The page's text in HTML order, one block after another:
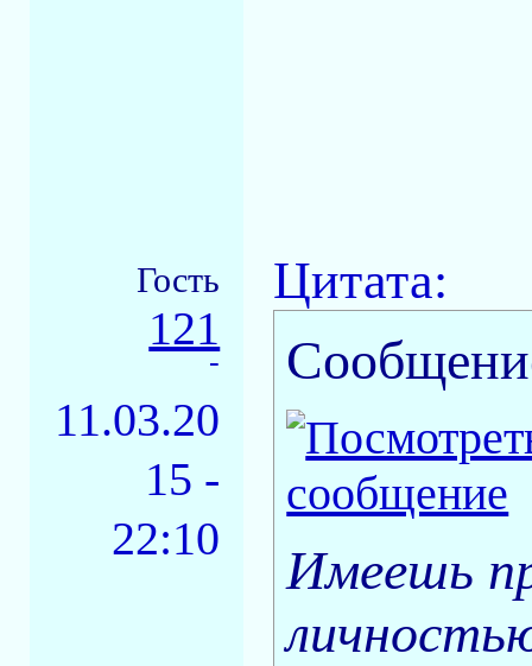
Гость
121
-
11.03.20
15 -
22:10
Цитата:
Имеешь